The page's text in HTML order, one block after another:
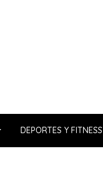
DEPORTES Y FITNESS